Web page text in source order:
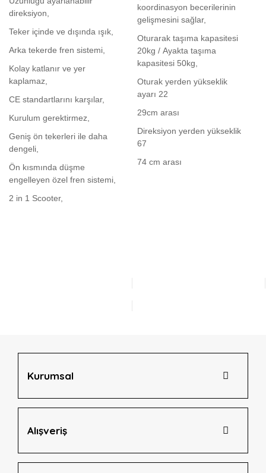
direksiyon,
Teker içinde ve dışında ışık,
Arka tekerde fren sistemi,
Kolay katlanır ve yer
kaplamaz,
CE standartlarını karşılar,
Kurulum gerektirmez,
Geniş ön tekerleri ile daha
dengeli,
Ön kısmında düşme
engelleyen özel fren sistemi,
2 in 1 Scooter,
koordinasyon becerilerinin
gelişmesini sağlar,
Oturarak taşıma kapasitesi
20kg / Ayakta taşıma
kapasitesi 50kg,
Oturak yerden yükseklik
ayarı 22
29cm arası
Direksiyon yerden yükseklik
67
74 cm arası
Ürün açıklamasında eksik bilgiler bulunuyor.
Kurumsal
Alışveriş